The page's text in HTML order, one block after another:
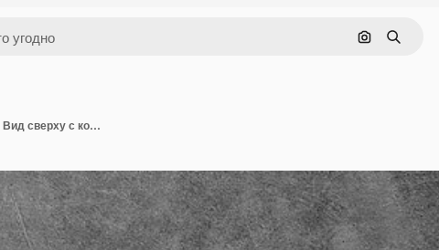
Поиск по
Поиск
Серый каменный бетонный фон с высоким разрешением Вид сверху с копировальным пространством